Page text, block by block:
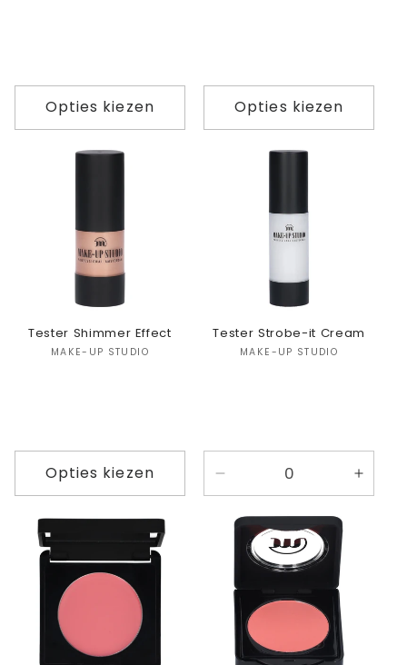
Opties kiezen Opties kiezen
Tester Shimmer Effect
Verkoper:
MAKE-UP STUDIO
Opties kiezen
Tester Strobe-it Cream
Verkoper:
MAKE-UP STUDIO
verlagen
voor
Default
Title
Aantal